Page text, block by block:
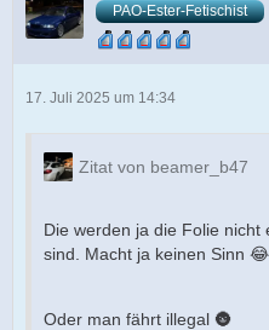
PAO-Ester-Fetischist
17. Juli 2025 um 14:34
Zitat von beamer_b47
Die werden ja die Folie nicht
sind. Macht ja keinen Sinn 😂
Oder man fährt illegal 🌚